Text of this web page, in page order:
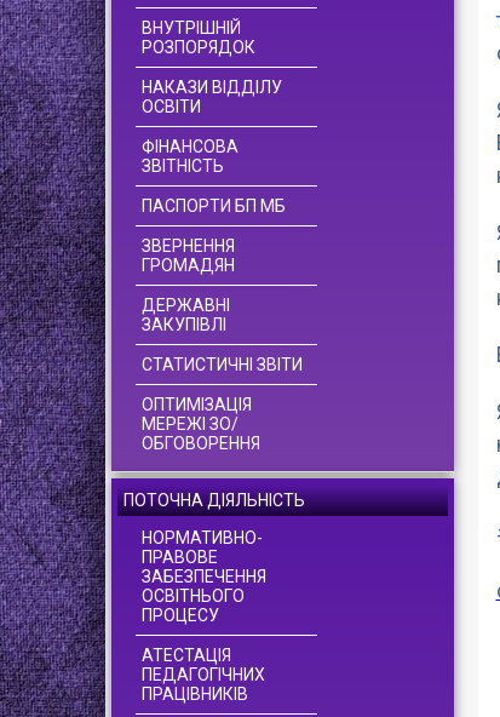
ВНУТРІШНІЙ
РОЗПОРЯДОК
НАКАЗИ ВІДДІЛУ
ОСВІТИ
ФІНАНСОВА
ЗВІТНІСТЬ
ПАСПОРТИ БП МБ
ЗВЕРНЕННЯ
ГРОМАДЯН
ДЕРЖАВНІ
ЗАКУПІВЛІ
СТАТИСТИЧНІ ЗВІТИ
ОПТИМІЗАЦІЯ
МЕРЕЖІ ЗО/
ОБГОВОРЕННЯ
ПОТОЧНА ДІЯЛЬНІСТЬ
НОРМАТИВНО-
ПРАВОВЕ
ЗАБЕЗПЕЧЕННЯ
ОСВІТНЬОГО
ПРОЦЕСУ
АТЕСТАЦІЯ
ПЕДАГОГІЧНИХ
ПРАЦІВНИКІВ